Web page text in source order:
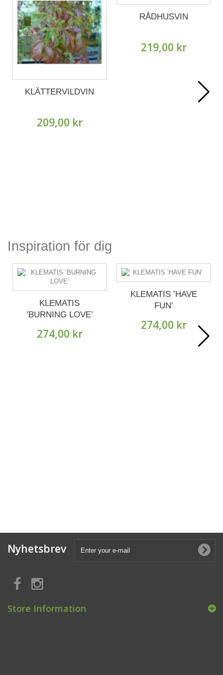
KLÄTTERVILDVIN
209,00 kr
RÅDHUSVIN
219,00 kr
Inspiration för dig
KLEMATIS
’BURNING LOVE’
274,00 kr
KLEMATIS ’HAVE
FUN’
274,00 kr
Nyhetsbrev
Store Information